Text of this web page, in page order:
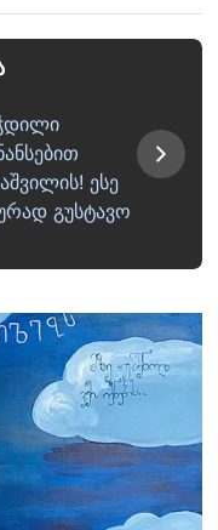
ესე
გუსტავო